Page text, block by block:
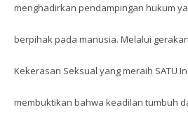
menghadirkan pendampingan hukum
berpihak pada manusia. Melalui
Kekerasan Seksual yang meraih SATU
membuktikan bahwa keadilan tumbuh